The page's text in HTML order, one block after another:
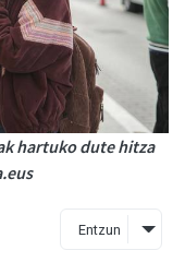
hartuko dute hitza
Entzun